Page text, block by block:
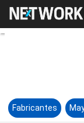
Fabricantes